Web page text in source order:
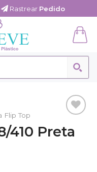
Rastrear Pedido
aos
Flip Top
410 Preta